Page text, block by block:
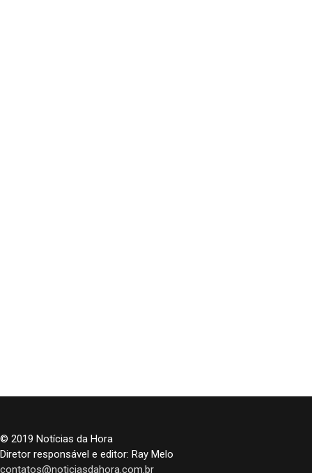
© 2019 Notícias da Hora
Diretor responsável e editor: Ray Melo
contatos@noticiasdahora.com.br